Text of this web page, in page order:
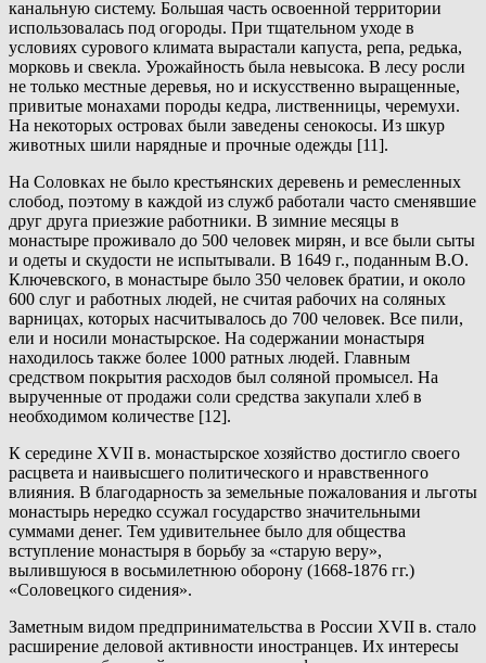
канальную систему. Большая часть освоенной территории
использовалась под огороды. При тщательном уходе в
условиях сурового климата вырастали капуста, репа, редька,
морковь и свекла. Урожайность была невысока. В лесу росли
не только местные деревья, но и искусственно выращенные,
привитые монахами породы кедра, лиственницы, черемухи.
На некоторых островах были заведены сенокосы. Из шкур
животных шили нарядные и прочные одежды [11].
На Соловках не было крестьянских деревень и ремесленных
слобод, поэтому в каждой из служб работали часто сменявшие
друг друга приезжие работники. В зимние месяцы в
монастыре проживало до 500 человек мирян, и все были сыты
и одеты и скудости не испытывали. В 1649 г., поданным В.О.
Ключевского, в монастыре было 350 человек братии, и около
600 слуг и работных людей, не считая рабочих на соляных
варницах, которых насчитывалось до 700 человек. Все пили,
ели и носили монастырское. На содержании монастыря
находилось также более 1000 ратных людей. Главным
средством покрытия расходов был соляной промысел. На
вырученные от продажи соли средства закупали хлеб в
необходимом количестве [12].
К середине XVII в. монастырское хозяйство достигло своего
расцвета и наивысшего политического и нравственного
влияния. В благодарность за земельные пожалования и льготы
монастырь нередко ссужал государство значительными
суммами денег. Тем удивительнее было для общества
вступление монастыря в борьбу за «старую веру»,
вылившуюся в восьмилетнюю оборону (1668-1876 гг.)
«Соловецкого сидения».
Заметным видом предпринимательства в России XVII в. стало
расширение деловой активности иностранцев. Их интересы